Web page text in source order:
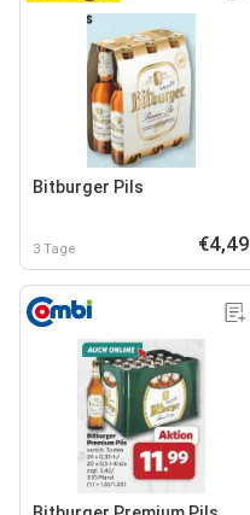
Bitburger Pils
3 Tage €4,49